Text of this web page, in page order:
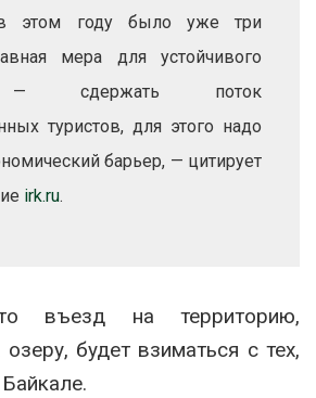
этом году было уже три
мера для устойчивого
— сдержать поток
туристов, для этого надо
барьер, — цитирует
irk.ru.
въезд на территорию,
будет взиматься с тех,